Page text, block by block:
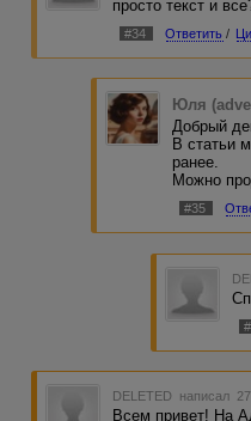
просто текст и
#34 Ответить /
Юля
Добрый
В статьи
ранее.
Можно
#35
DELETED написал
Всем привет! На